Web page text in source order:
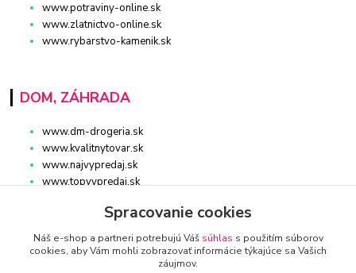
www.potraviny-online.sk
www.zlatnictvo-online.sk
www.rybarstvo-kamenik.sk
DOM, ZÁHRADA
www.dm-drogeria.sk
www.kvalitnytovar.sk
www.najvypredaj.sk
www.topvypredaj.sk
www.proti-skodcom.sk
www.retromaxishop.sk
www.superpredajca.sk
www.spotrebice-domace.sk
Spracovanie cookies
Náš e-shop a partneri potrebujú Váš súhlas s použitím súborov
cookies, aby Vám mohli zobrazovať informácie týkajúce sa Vašich
záujmov.